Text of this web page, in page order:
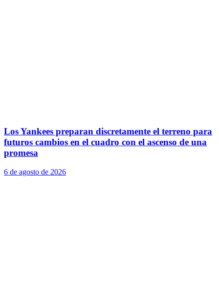
Los Yankees preparan discretamente el terreno para
futuros cambios en el cuadro con el ascenso de una
promesa
6 de agosto de 2026